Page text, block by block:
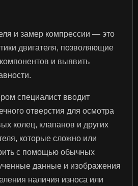
и замер компрессии — это
двигателя, позволяющие
и выявить
специалист вводит
отверстия для осмотра
колец, клапанов и других
которые сложно или
с помощью обычных
данные и изображения
наличия износа или